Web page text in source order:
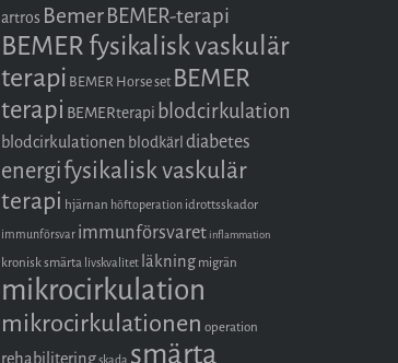
artros BemerBEMER-terapi
BEMER fysikalisk vaskulär
terapi BEMER Horse set BEMER
terapi BEMERterapi blodcirkulation
blodcirkulationen blodkärldiabetes
energifysikalisk vaskulär
terapi hjärnan höftoperation idrottsskador
immunförsvar immunförsvaret inflammation
kronisk smärta livskvalitet läkningmigrän
mikrocirkulation
mikrocirkulationen operation
smärta